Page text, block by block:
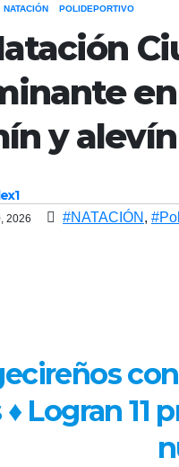
NATACIÓN POLIDEPORTIVO
y alevín
2026 #NATACIÓN ,
Logran 11